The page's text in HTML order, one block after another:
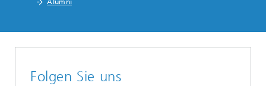
Alumni
Folgen Sie uns